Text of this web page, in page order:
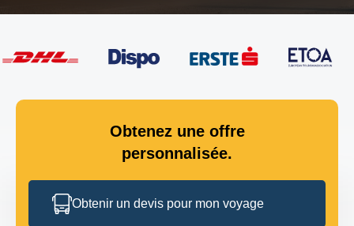
Obtenez une offre
personnalisée.
Obtenir un devis pour mon voyage